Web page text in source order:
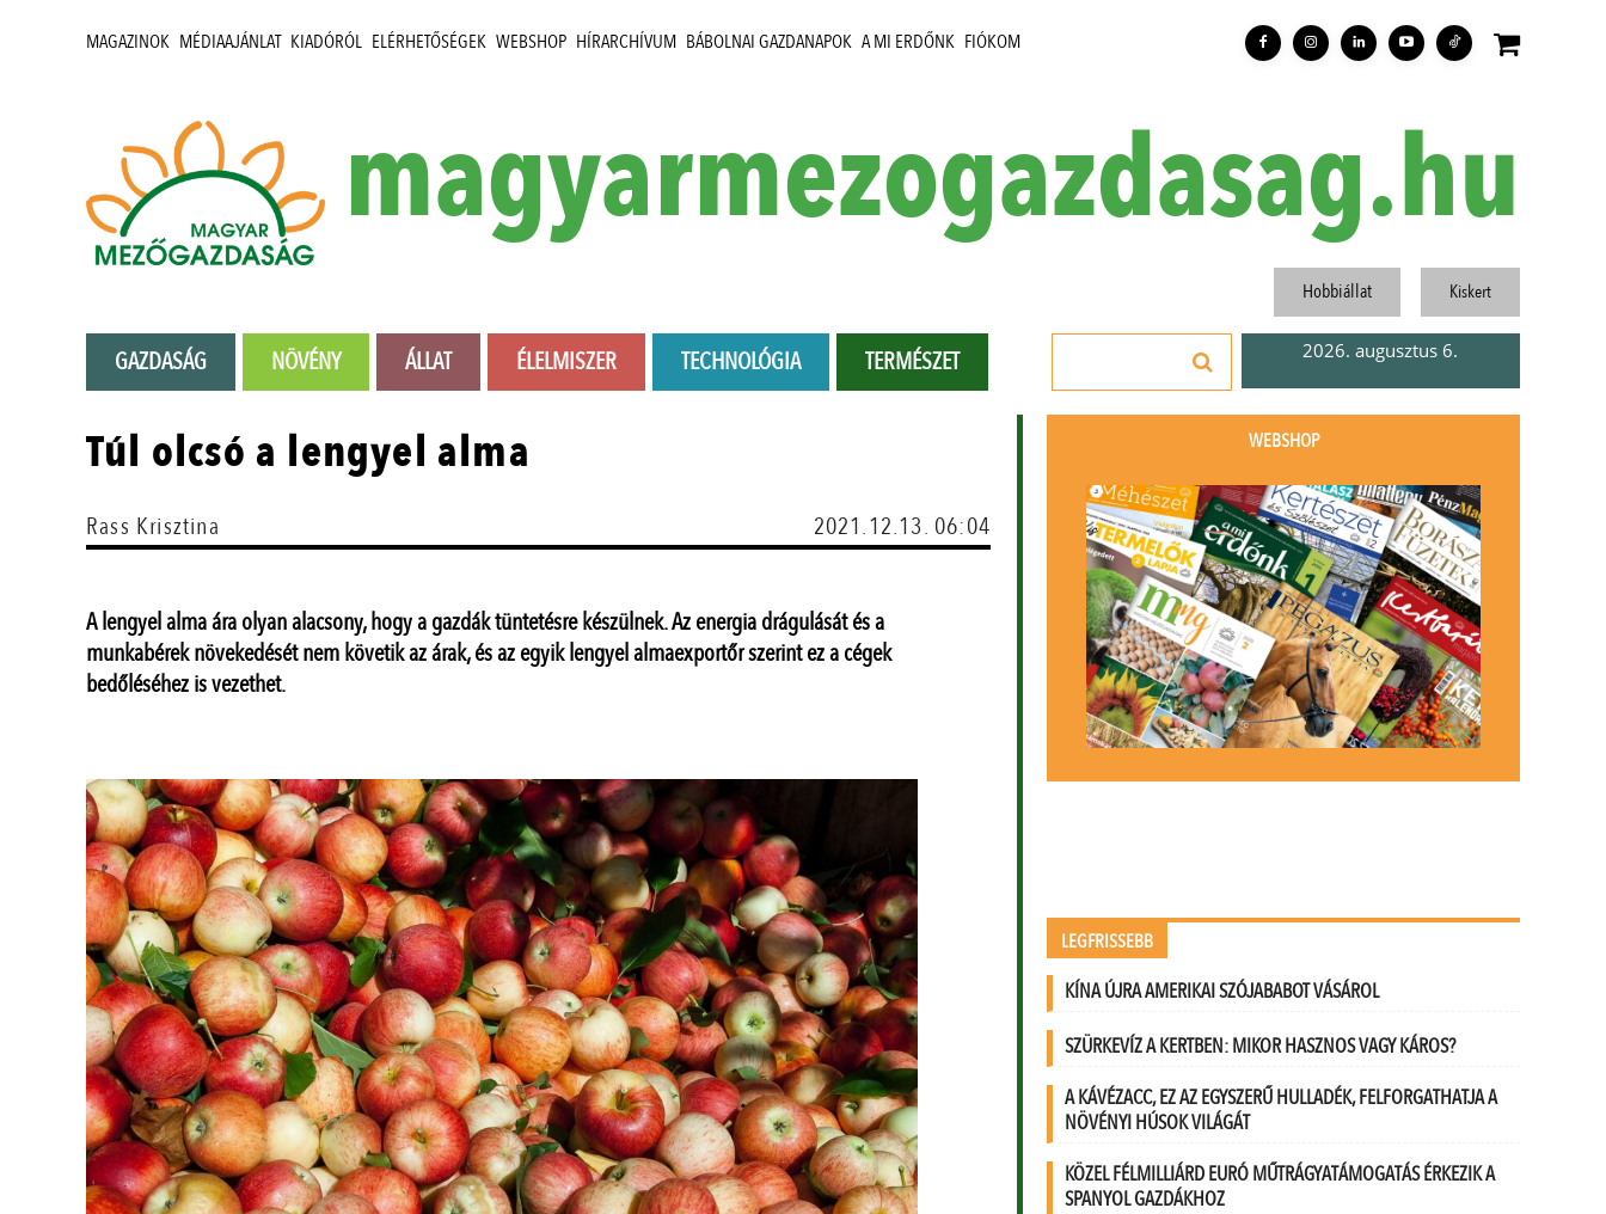
MAGAZINOK MÉDIAAJÁNLAT KIADÓRÓL ELÉRHETŐSÉGEK WEBSHOP HÍRARCHÍVUM BÁBOLNAI GAZDANAPOK A MI ERDŐNK FIÓKOM
magyarmezogazdasag.hu
GAZDASÁG NÖVÉNY ÁLLAT ÉLELMISZER TECHNOLÓGIA TERMÉSZET
Hobbiállat Kiskert
2026. augusztus 6.
Túl olcsó a lengyel alma
Rass Krisztina 2021.12.13. 06:04
A lengyel alma ára olyan alacsony, hogy a gazdák tüntetésre készülnek. Az energia drágulását és a
munkabérek növekedését nem követik az árak, és az egyik lengyel almaexportőr szerint ez a cégek
bedőléséhez is vezethet.
WEBSHOP
LEGFRISSEBB
KÍNA ÚJRA AMERIKAI SZÓJABABOT VÁSÁROL
SZÜRKEVÍZ A KERTBEN: MIKOR HASZNOS VAGY KÁROS?
A KÁVÉZACC, EZ AZ EGYSZERŰ HULLADÉK, FELFORGATHATJA A
NÖVÉNYI HÚSOK VILÁGÁT
KÖZEL FÉLMILLIÁRD EURÓ MŰTRÁGYATÁMOGATÁS ÉRKEZIK A
SPANYOL GAZDÁKHOZ